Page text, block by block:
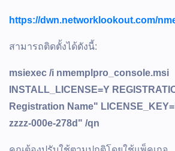
https://dwn.networklookout.com/
สามารถติดตั้งได้ดังนี้:
msiexec /i nmemplpro_console.msi
INSTALL_LICENSE=Y
Registration Name"
zzzz-000e-278d" /qn